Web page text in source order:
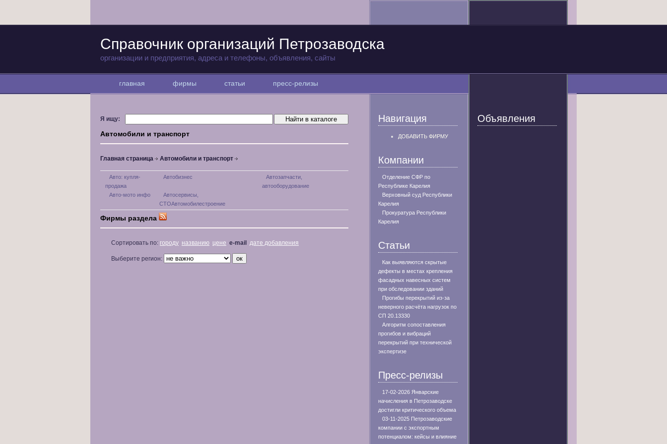
Справочник организаций Петрозаводска
организации и предприятия, адреса и телефоны, объявления, сайты
главная фирмы статьи пресс-релизы
Я ищу:
Автомобили и транспорт
Главная страница Автомобили и транспорт
Авто: купля-
продажа
Автобизнес
Автозапчасти,
автооборудование
Авто-мото инфо
Автосервисы,
СТОАвтомобилестроение
Фирмы раздела
Сортировать по: городу названию цене e-mail дате добавления
Выберите регион:
Навигация
ДОБАВИТЬ ФИРМУ
Компании
Отделение СФР по
Республике Карелия
Верховный суд Республики
Карелия
Прокуратура Республики
Карелия
Статьи
Как выявляются скрытые
дефекты в местах крепления
фасадных навесных систем
при обследовании зданий
Прогибы перекрытий из-за
неверного расчёта нагрузок по
СП 20.13330
Алгоритм сопоставления
прогибов и вибраций
перекрытий при технической
экспертизе
Пресс-релизы
17-02-2026 Январские
начисления в Петрозаводске
достигли критического объема
03-11-2025 Петрозаводские
компании с экспортным
потенциалом: кейсы и влияние
Объявления